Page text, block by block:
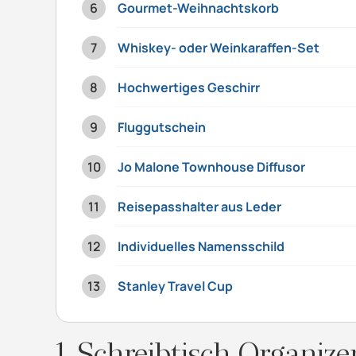
Gourmet-Weihnachtskorb
Whiskey- oder Weinkaraffen-Set
Hochwertiges Geschirr
Fluggutschein
Jo Malone Townhouse Diffusor
Reisepasshalter aus Leder
Individuelles Namensschild
Stanley Travel Cup